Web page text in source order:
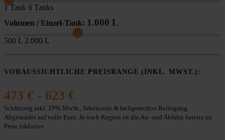
1 Tank 6 Tanks
Volumen / Einzel-Tank: 1.000 L
500 L 2.000 L
VORAUSSICHTLICHE PREISRANGE (INKL. MWST.):
473 € - 623 €
Schätzung inkl. 19% MwSt., Arbeitszeit & fachgerechter Reinigung.
Abgerundet auf volle Euro. Je nach Region ist die An- und Abfahrt bereits im
Preis inklusive.